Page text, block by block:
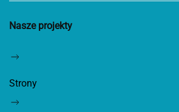
Nasze projekty
Strony